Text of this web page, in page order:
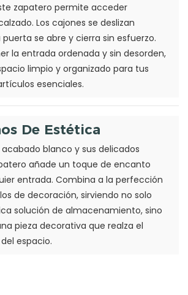
zapatero permite acceder
Los cajones se deslizan
se abre y cierra sin esfuerzo.
la entrada ordenada y sin desorden,
limpio y organizado para tus
esenciales.
De Estética
blanco y sus delicados
añade un toque de encanto
entrada. Combina a la perfección
de decoración, sirviendo no solo
solución de almacenamiento, sino
pieza decorativa que realza el
espacio.